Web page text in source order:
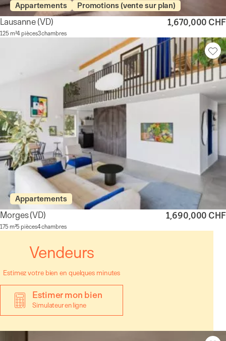
Appartements Promotions (vente sur plan)
Lausanne(VD)
125 m²4 pièces3 chambres
1,670,000 CHF
Appartements
Morges(VD)
175 m²5 pièces4 chambres
1,690,000 CHF
Vendeurs
Estimez votre bien en quelques minutes
Estimer mon bien
Simulateur en ligne